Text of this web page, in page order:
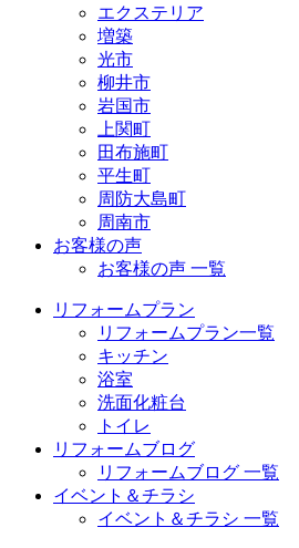
エクステリア
増築
光市
柳井市
岩国市
上関町
田布施町
平生町
周防大島町
周南市
お客様の声
お客様の声 一覧
リフォームプラン
リフォームプラン一覧
キッチン
浴室
洗面化粧台
トイレ
リフォームブログ
リフォームブログ 一覧
イベント＆チラシ
イベント＆チラシ 一覧